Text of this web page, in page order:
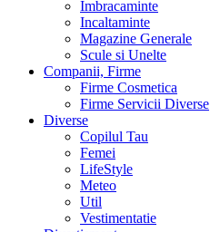
Imbracaminte
Incaltaminte
Magazine Generale
Scule si Unelte
Companii, Firme
Firme Cosmetica
Firme Servicii Diverse
Diverse
Copilul Tau
Femei
LifeStyle
Meteo
Util
Vestimentatie